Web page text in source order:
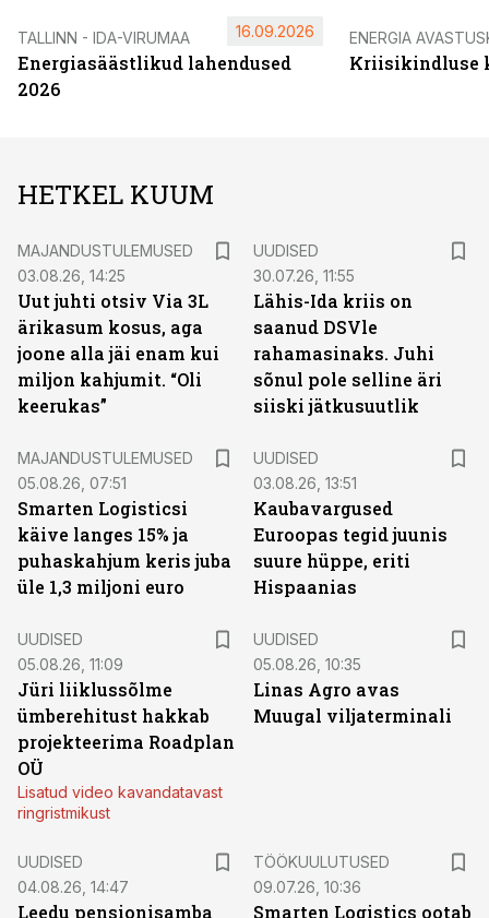
TALLINN - IDA-VIRUMAA
Energiasäästlikud lahendused
2026
16.09.2026 ENERGIA
Kriisikindluse
HETKEL KUUM
MAJANDUSTULEMUSED
03.08.26, 14:25
Uut juhti otsiv Via 3L
ärikasum kosus, aga
joone alla jäi enam kui
miljon kahjumit. “Oli
keerukas”
UUDISED
30.07.26, 11:55
Lähis-Ida kriis on
saanud DSVle
rahamasinaks. Juhi
sõnul pole selline äri
siiski jätkusuutlik
MAJANDUSTULEMUSED
05.08.26, 07:51
Smarten Logisticsi
käive langes 15% ja
puhaskahjum keris juba
üle 1,3 miljoni euro
UUDISED
03.08.26, 13:51
Kaubavargused
Euroopas tegid juunis
suure hüppe, eriti
Hispaanias
UUDISED
05.08.26, 11:09
Jüri liiklussõlme
ümberehitust hakkab
projekteerima Roadplan
OÜ
Lisatud video kavandatavast
ringristmikust
UUDISED
05.08.26, 10:35
Linas Agro avas
Muugal viljaterminali
UUDISED
04.08.26, 14:47
Leedu pensionisamba
TÖÖKUULUTUSED
09.07.26, 10:36
Smarten Logistics ootab